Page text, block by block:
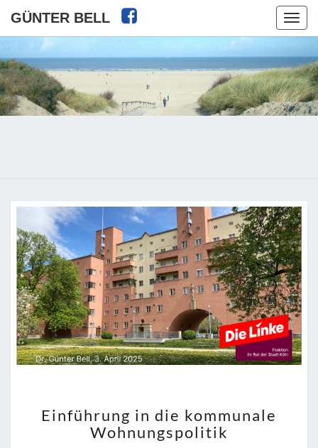
GÜNTER BELL
IN
DIE
Einführung in die kommunale
Wohnungspolitik